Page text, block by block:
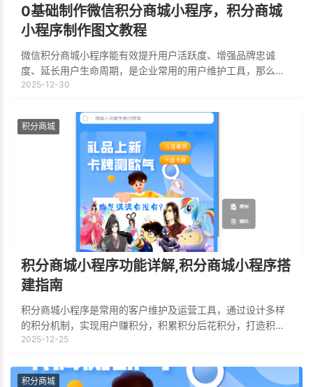
0基础制作微信积分商城小程序，积分商城
小程序制作图文教程
微信积分商城小程序能有效提升用户活跃度、增强品牌忠诚
度、延长用户生命周期，是企业常用的用户维护工具，那么不
懂代码开发也可以制作积分商城小程序吗？下面小编介绍一下
2025-12-30
积分商城
积分商城小程序功能详解,积分商城小程序搭
建指南
积分商城小程序是常用的客户维护及运营工具，通过设计多样
的积分机制，实现用户赚积分，积累积分后花积分，打造积分
闭环营销，从而提升用户粘性、促进复购、增强品牌忠诚度，
2025-12-25
积分商城